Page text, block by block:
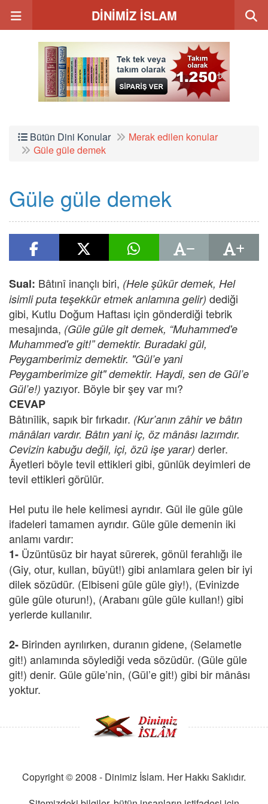
DİNİMİZ İSLAM
Bütün Dini Konular
Merak edilen konular
Güle güle demek
Güle güle demek
Sual: Bâtınî inançlı biri, (Hele şükür demek, Hel
isimli puta teşekkür etmek anlamına gelir) dediği
gibi, Kutlu Doğum Haftası için gönderdiği tebrik
mesajında, (Güle güle git demek, “Muhammed'e
Muhammed'e git!” demektir. Buradaki gül,
Peygamberimiz demektir. "Gül’e yani
Peygamberimize git" demektir. Haydi, sen de Gül’e
Gül’e!) yazıyor. Böyle bir şey var mı?
CEVAP
Bâtınîlik, sapık bir fırkadır. (Kur’anın zâhir ve bâtın
mânâları vardır. Bâtın yani iç, öz mânâsı lazımdır.
Cevizin kabuğu değil, içi, özü işe yarar) derler.
Âyetleri böyle tevil ettikleri gibi, günlük deyimleri de
tevil ettikleri görülür.
Hel putu ile hele kelimesi ayrıdır. Gül ile güle güle
ifadeleri tamamen ayrıdır. Güle güle demenin iki
anlamı vardır:
1- Üzüntüsüz bir hayat sürerek, gönül ferahlığı ile
(Giy, otur, kullan, büyüt!) gibi anlamlara gelen bir iyi
dilek sözüdür. (Elbiseni güle güle giy!), (Evinizde
güle güle oturun!), (Arabanı güle güle kullan!) gibi
yerlerde kullanılır.
2- Birinden ayrılırken, duranın gidene, (Selametle
git!) anlamında söylediği veda sözüdür. (Güle güle
git!) denir. Güle güle’nin, (Gül’e git!) gibi bir mânâsı
yoktur.
Copyright © 2008 - Dinimiz İslam. Her Hakkı Saklıdır.